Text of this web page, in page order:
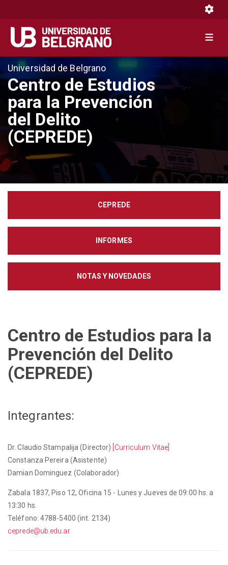
Pasar
al
contenido
principal
Universidad de Belgrano
Centro de Estudios
para la Prevención
del Delito
(CEPREDE)
CEPREDE
INFORMES
NOTAS Y NOVEDADES
Centro de Estudios para la
Prevención del Delito
(CEPREDE)
Integrantes:
Dr. Claudio Stampalija (Director) [Curriculum Vitae]
Constanza Pereira (Asistente)
Damian Dominguez (Colaborador)
Zabala 1837, Piso 12, Oficina 15 - Lunes y Jueves de 09:00 hs. a
13:30 hs.
Teléfono: 4788-5400 (int. 2134)
ceprede@ub.edu.ar